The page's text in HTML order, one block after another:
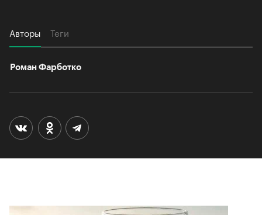
Авторы Теги
Роман Фарботко